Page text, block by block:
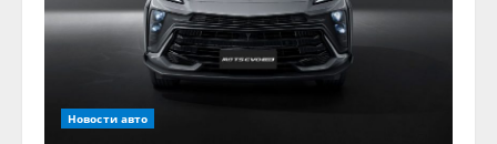
Новости авто